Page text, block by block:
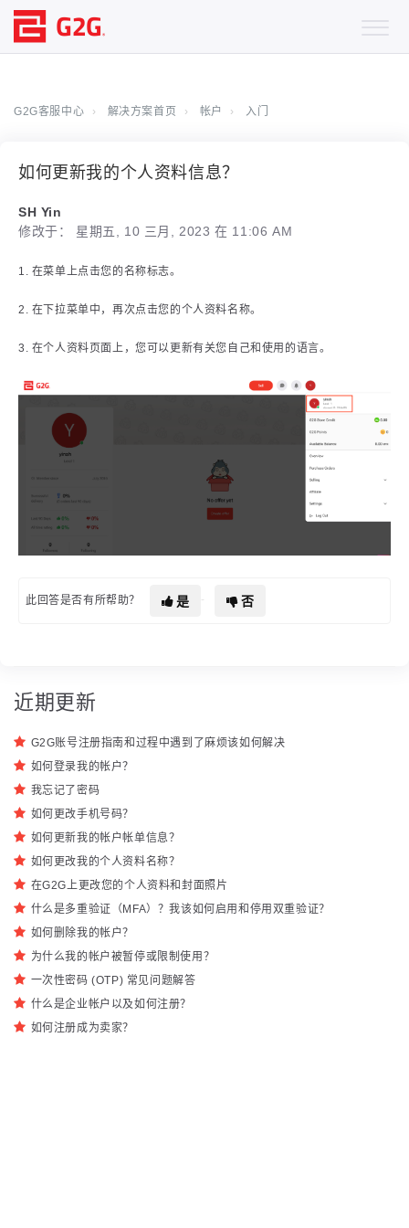
G2G客服中心 解决方案首页 帐户 入门
如何更新我的个人资料信息？
SH Yin
修改于： 星期五, 10 三月, 2023 在 11:06 AM
1. 在菜单上点击您的名称标志。
2. 在下拉菜单中，再次点击您的个人资料名称。
3. 在个人资料页面上，您可以更新有关您自己和使用的语言。
此回答是否有所帮助？ 是 否
近期更新
G2G账号注册指南和过程中遇到了麻烦该如何解决
如何登录我的帐户？
我忘记了密码
如何更改手机号码？
如何更新我的帐户帐单信息？
如何更改我的个人资料名称？
在G2G上更改您的个人资料和封面照片
什么是多重验证（MFA）？我该如何启用和停用双重验证？
如何删除我的帐户？
为什么我的帐户被暂停或限制使用？
一次性密码 (OTP) 常见问题解答
什么是企业帐户以及如何注册？
如何注册成为卖家？